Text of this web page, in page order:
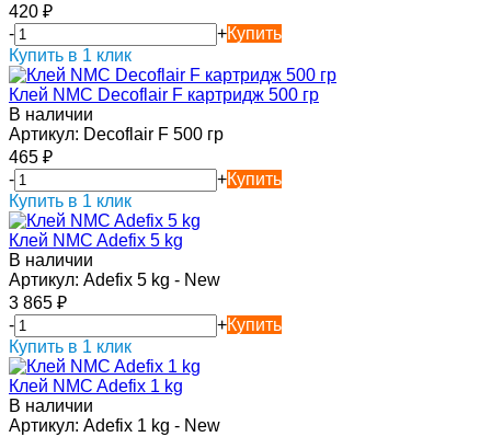
420 ₽
-
+Купить
Купить в 1 клик
Клей NMC Decoflair F картридж 500 гр
В наличии
Артикул: Decoflair F 500 гр
465 ₽
-
+Купить
Купить в 1 клик
Клей NMC Adefix 5 kg
В наличии
Артикул: Adefix 5 kg - New
3 865 ₽
-
+Купить
Купить в 1 клик
Клей NMC Adefix 1 kg
В наличии
Артикул: Adefix 1 kg - New